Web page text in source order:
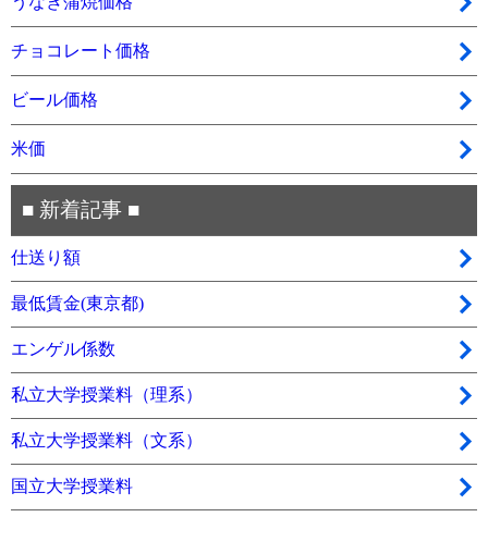
チョコレート価格
ビール価格
米価
■ 新着記事 ■
仕送り額
最低賃金(東京都)
エンゲル係数
私立大学授業料（理系）
私立大学授業料（文系）
国立大学授業料